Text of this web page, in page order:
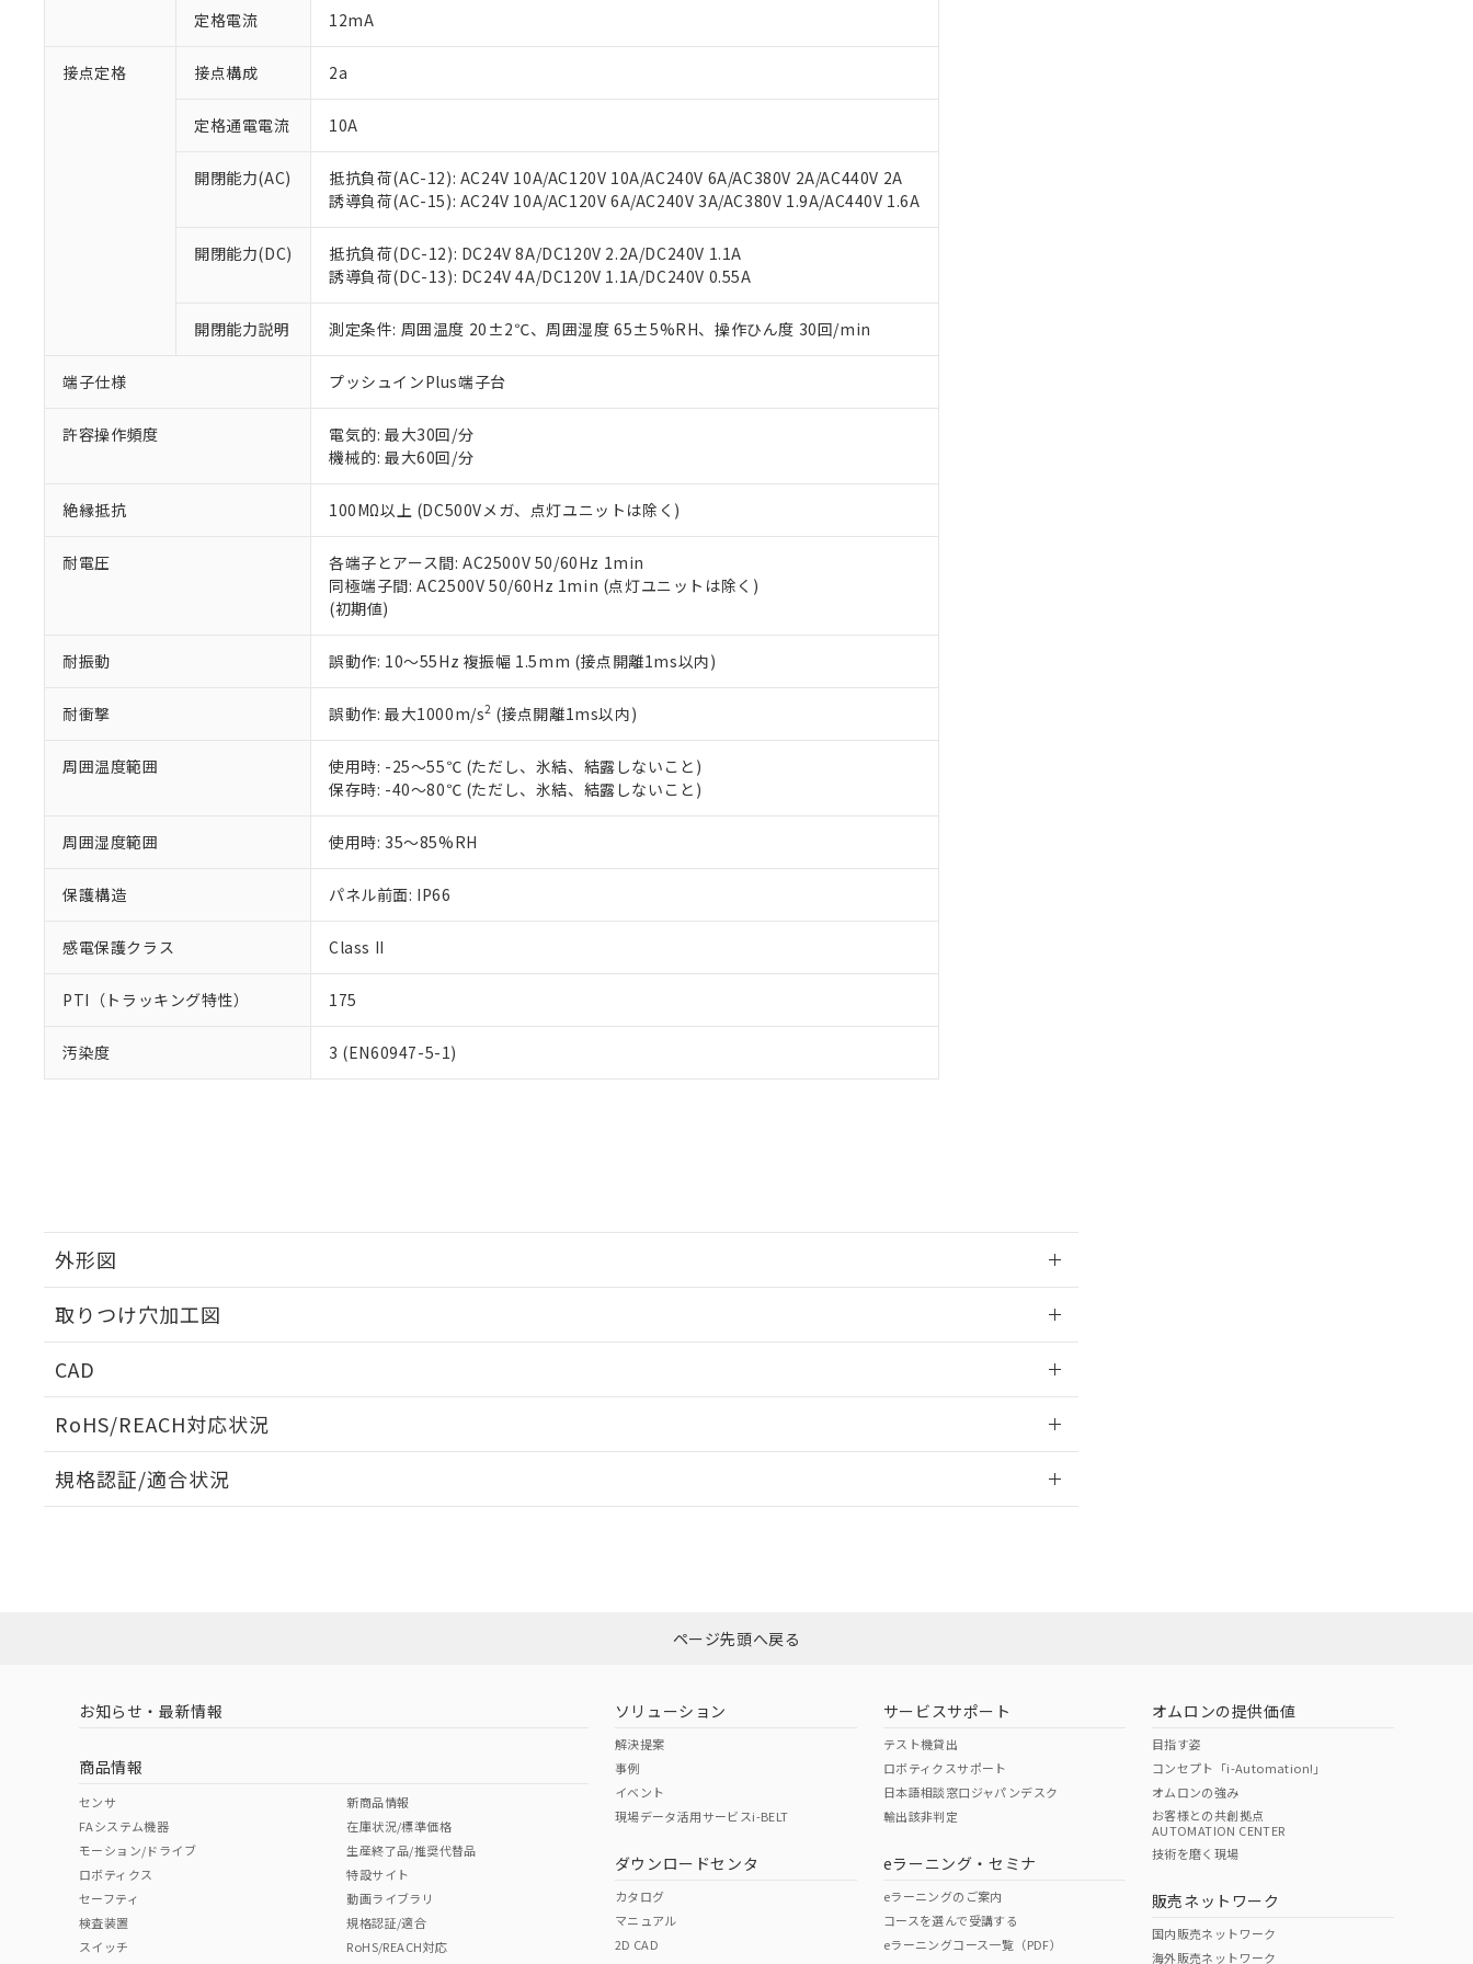
定格電流 12mA
接点定格 接点構成 2a
定格通電電流 10A
開閉能力(AC)
抵抗負荷(AC-12): AC24V 10A/AC120V 10A/AC240V 6A/AC380V 2A/AC440V 2A
誘導負荷(AC-15): AC24V 10A/AC120V 6A/AC240V 3A/AC380V 1.9A/AC440V 1.6A
開閉能力(DC)
抵抗負荷(DC-12): DC24V 8A/DC120V 2.2A/DC240V 1.1A
誘導負荷(DC-13): DC24V 4A/DC120V 1.1A/DC240V 0.55A
開閉能力説明 測定条件: 周囲温度 20±2℃、周囲湿度 65±5%RH、操作ひん度 30回/min
端子仕様 プッシュインPlus端子台
許容操作頻度
電気的: 最大30回/分
機械的: 最大60回/分
絶縁抵抗 100MΩ以上 (DC500Vメガ、点灯ユニットは除く)
耐電圧
各端子とアース間: AC2500V 50/60Hz 1min
同極端子間: AC2500V 50/60Hz 1min (点灯ユニットは除く)
(初期値)
耐振動 誤動作: 10～55Hz 複振幅 1.5mm (接点開離1ms以内)
耐衝撃 誤動作: 最大1000m/s2 (接点開離1ms以内)
周囲温度範囲
使用時: -25～55℃ (ただし、氷結、結露しないこと)
保存時: -40～80℃ (ただし、氷結、結露しないこと)
周囲湿度範囲 使用時: 35～85%RH
保護構造 パネル前面: IP66
感電保護クラス Class II
PTI（トラッキング特性） 175
汚染度 3 (EN60947-5-1)
外形図
取りつけ穴加工図
CAD
RoHS/REACH対応状況
EU RoHS 注意事項・凡例
ダウンロードはこちら
中国 RoHS 注意事項・凡例
中国 RoHS表
Pb Hg Cr(VI)
O O
規格認証/適合状況
い。
正式な納期状況および標準価格はお客様のお取引先、またはお客様担当のオムロン制御機器販売店・
当社販売員にご相談ください。
オムロン制御機器販売店や当社販売拠点は「販売ネットワーク
」をご確認ください。
在庫状況および標準価格結果を当社の事前の承諾なく第三者に漏洩または開示しないようお願いしま
す。
マイパーツ機能（部品リスト作成サービス）をご利用いただくには、I-Webメンバーズにご登録され
お客様が当ウェブサイト上で当社にご登録された部品リストについて、当社および当社の共同利用者
が、当社の製品・サービスに関するお客様との取引・商談に必要な範囲で利用することをご了承くだ
さい。
※当社の共同利用者とは、"個人情報の共同利用に関して"
の「1.共同利用者の範囲」に記載されて
いる法人を指します。
但し、RoHS指令で産業用監視および制御機器に対する適用除外項目は除く。
※2 対応予定月
部品在庫の切り替え状況などにより、予定月が前後することがあります。
※3 非含有証明書ダウンロード
下記の非含有証明書をダウンロードすることができます。
EU RoHS指令（10物質）の非含有証明書
51物質の非含有証明書（当社基準）
※本証明書は発行日時点で非含有を証明するもので、過去に遡って非含有を証明するものではありません。
また、RoHS指令のフタル酸エステル類４物質の対応では、対応完了までの期間は出荷製品に未対応品が
混在することから備考欄に対応日を記載しておりました。
り割愛しております。
「○」：最大均質材料含有率が中国RoHSの基準値以下であることを示します。
「×」：最大均質材料含有率が中国RoHSの基準値を超えていることを示します。
*中国RoHS10物質の基準値 (GB/T26572)：
Pb(鉛) :1000ppm、 Hg(水銀) : 1000ppm、 Cd(カドミウム) : 100ppm、
Cr(Ⅵ)(六価クロム) : 1000ppm、 PBBs(ポリ臭化ビフェニル類) : 1000ppm、 PBDEs(ポリ臭化ジフェニルエーテル類) : 1000ppm、
DBP(フタル酸ジブチル) : 1000ppm、 DIBP(フタル酸ジイソブチル) : 1000ppm、 BBP(フタル酸ブチルベンジル) : 1000ppm、
DEHP(フタル酸ビス(2-エチルヘキシル)) : 1000ppm
※2 環境保護使用期限
「ｅ」：有害物質（10物質）のすべてが基準値以下であることを示します。
「10」：通常の使用状況下において有害物質が外部に漏えいし、環境に深刻な影響を及ぼさない年数を意
味します。
当社は、これら貴社製品のうち、外国為替および外国貿易法に定める商品（以下｢規制貨物等」とい
当社は貴社製品を、核兵器、ミサイル、化学兵器、生物兵器またはその他武器並びにこれらの製造装
置等に一切使用いたしません。
当社は、貴社製品を第三者に販売する場合は、上記1、2および3の内容を当該第三者に通知します。
また当社は、販売先および販売に係わる関係者が違法に輸出するおそれがある場合は、取り引きをい
たしません。
号
○ 一定数以上の在庫あり
△ 一定数には満たないが在庫あり
－
在庫なし(最新の在庫状況については、お客様のお取引先、またはお客様担当のオムロン制御
機器販売店・当社販売員にご確認ください)
空
白
受注生産機種、また在庫状況の情報を公開していない機種
ページ先頭へ戻る
お知らせ・最新情報
商品情報
センサ
FAシステム機器
モーション/ドライブ
ロボティクス
セーフティ
検査装置
スイッチ
新商品情報
在庫状況/標準価格
生産終了品/推奨代替品
特設サイト
動画ライブラリ
規格認証/適合
RoHS/REACH対応
ソリューション
解決提案
事例
イベント
現場データ活用サービスi-BELT
ダウンロードセンタ
カタログ
マニュアル
2D CAD
サービスサポート
テスト機貸出
ロボティクスサポート
日本語相談窓口ジャパンデスク
輸出該非判定
eラーニング・セミナ
eラーニングのご案内
コースを選んで受講する
eラーニングコース一覧（PDF）
オムロンの提供価値
目指す姿
コンセプト「i-Automation!」
オムロンの強み
お客様との共創拠点
AUTOMATION CENTER
技術を磨く現場
販売ネットワーク
国内販売ネットワーク
海外販売ネットワーク